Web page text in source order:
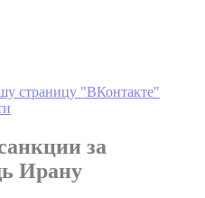
страницу "ВКонтакте"
за
Ирану